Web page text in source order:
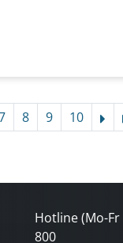
8 9 10
Hotline (Mo-Fr
800